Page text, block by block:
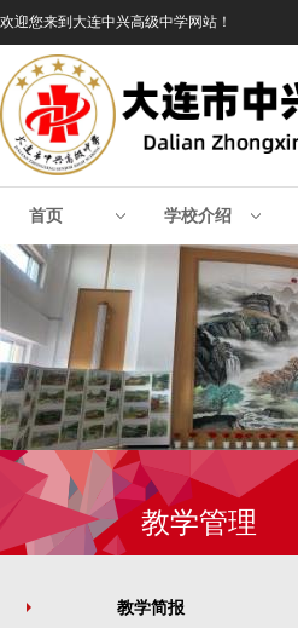
欢迎您来到大连中兴高级中学网站！
首页 学校介绍
教学管理
教学简报